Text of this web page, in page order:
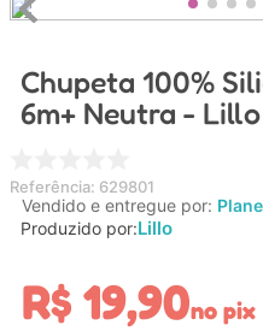
Chupeta 100%
6m+ Neutra - Lillo
Referência: 629801
Vendido e entregue por:
Produzido por:Lillo
R$ 19,90no pix
5º
chupeta
7
mamadeira
8º
carrinho
10º brinquedo